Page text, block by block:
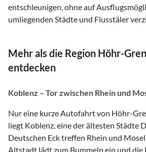
entschleunigen, ohne auf
umliegenden Städte und Flusstäler
Mehr als die Region Höhr-
entdecken
Koblenz – Tor zwischen Rhein und
Nur eine kurze Autofahrt von Höhr-
liegt Koblenz, eine der ältesten Städte
Deutschen Eck treffen Rhein und
Altstadt lädt zum Bummeln ein und die